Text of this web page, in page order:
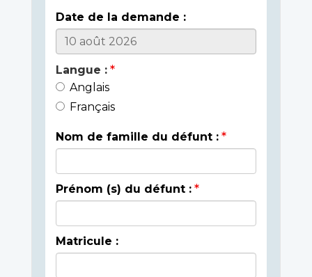
Date de la demande :
Langue :
Anglais
Français
Nom de famille du défunt :
Prénom (s) du défunt :
Matricule :